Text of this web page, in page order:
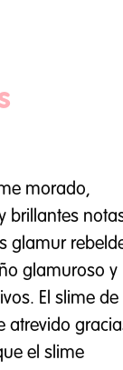
morado,
brillantes
glamur
glamuroso y
El slime de
atrevido
el slime